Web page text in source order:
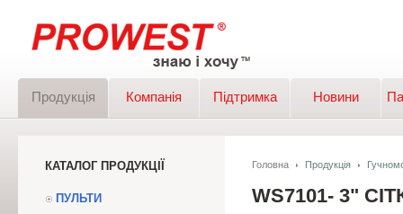
Продукція Компанія Підтримка Новини
КАТАЛОГ ПРОДУКЦІЇ
ПУЛЬТИ
Головна Продукція
WS7101- 3"